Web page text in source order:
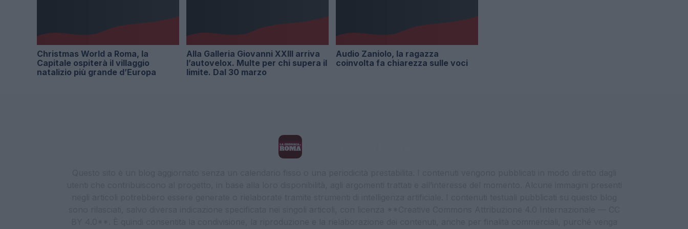
Christmas World a Roma, la
Capitale ospiterà il villaggio
natalizio più grande d’Europa
Alla Galleria Giovanni XXIII arriva
l’autovelox. Multe per chi supera il
limite. Dal 30 marzo
Audio Zaniolo, la ragazza
coinvolta fa chiarezza sulle voci